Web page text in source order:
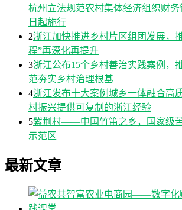
杭州立法规范农村集体经济组织财务
日起施行
2浙江加快推进乡村片区组团发展，
程”再深化再提升
3浙江公布15个乡村善治实践案例，
范夯实乡村治理根基
4浙江发布十大案例城乡一体融合高
村振兴提供可复制的浙江经验
5紫荆村——中国竹笛之乡，国家级
示范区
最新文章